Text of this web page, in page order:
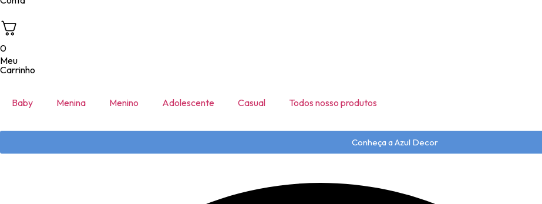
0
Meu
Carrinho
Baby Menina Menino Adolescente Casual Todos nosso produtos
Conheça a Azul Decor